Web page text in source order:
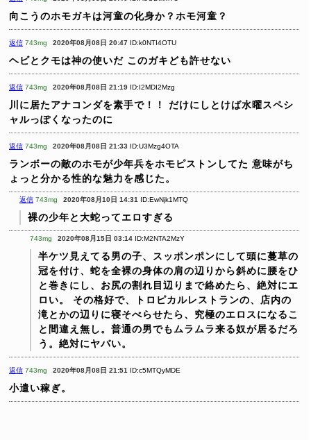
向こうのホモガキは河童の化身か？ホモ河童？
返信 743mg 2020年08月08日 20:47 ID:k0NTI4OTU
ヘビとクモは神の使いだ このガキども許せない
返信 743mg 2020年08月08日 21:19 ID:I2MDI2Mzg
川に居たアナコンダを素手で！！
だけにしとけば水曜スペシ
ャルっぽくなったのに
返信 743mg 2020年08月08日 21:33 ID:U3Mzg4OTA
ランボーの敵のホモが少年兵をホモピストンしてた 意味がち
ょっと分かる性的な魅力を感じた。
返信 743mg 2020年08月10日 14:31 ID:EwNjk1MTQ
裸の少年と大蛇ってエロすぎる
743mg 2020年08月15日 03:14 ID:M2NTA2MzY
半ケツ見えてる男の子、スッポンポンにして頭に蔓草の
冠を付け、蛇を全裸の身体の肩の辺りから斜めに腰をひ
と巻きにし、お尻の割れ目辺りまで絡めたら、絶対にエ
ロい。
その格好で、トロピカルレストランの、店内の
滝とかの辺りに寝そべらせたら、究極のエロスになるこ
と間違え無し。普通の男でもムラムラ来る奴が居るだろ
う。絶対にヤバい。
返信 743mg 2020年08月08日 21:51 ID:c5MTQyMDE
小遣い稼ぎ。